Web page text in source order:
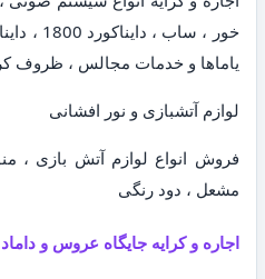
یاماها و خدمات مجالس ، ظروف
لوازم آتشبازی و نور افشانی
فروش انواع لوازم آتش بازی ،
مشعل ، دود رنگی
اجاره و کرایه جایگاه عروس و